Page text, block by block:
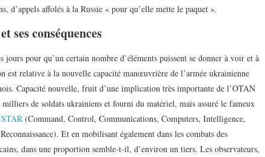
d’appels affolés à la Russie « pour qu’elle mette le paquet ».
ses conséquences
jours pour qu’un certain nombre d’éléments puissent se donner à voir et à
est relative à la nouvelle capacité manœuvrière de l’armée ukrainienne
Capacité nouvelle, fruit d’une implication très importante de l’OTAN
de soldats ukrainiens et fourni du matériel, mais assuré le fameux
(Command, Control, Communications, Computers, Intelligence,
Et en mobilisant également dans les combats des
dans une proportion semble-t-il, d’environ un tiers. Les observateurs,